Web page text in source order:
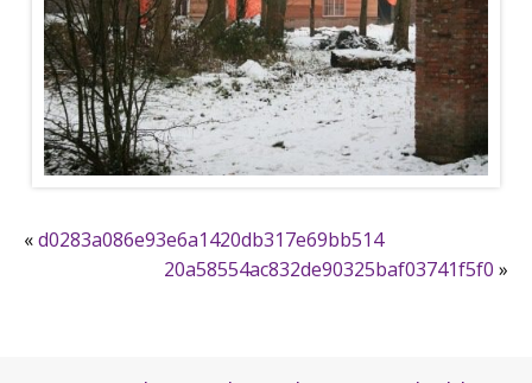
«d0283a086e93e6a1420db317e69bb514
20a58554ac832de90325baf03741f5f0 »